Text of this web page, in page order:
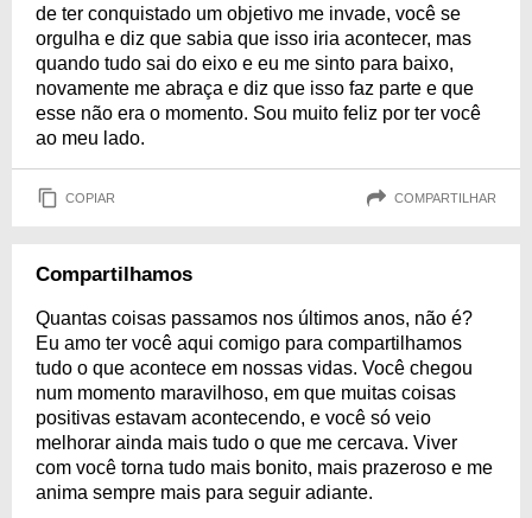
de ter conquistado um objetivo me invade, você se
orgulha e diz que sabia que isso iria acontecer, mas
quando tudo sai do eixo e eu me sinto para baixo,
novamente me abraça e diz que isso faz parte e que
esse não era o momento. Sou muito feliz por ter você
ao meu lado.
COPIAR COMPARTILHAR
Compartilhamos
Quantas coisas passamos nos últimos anos, não é?
Eu amo ter você aqui comigo para compartilhamos
tudo o que acontece em nossas vidas. Você chegou
num momento maravilhoso, em que muitas coisas
positivas estavam acontecendo, e você só veio
melhorar ainda mais tudo o que me cercava. Viver
com você torna tudo mais bonito, mais prazeroso e me
anima sempre mais para seguir adiante.